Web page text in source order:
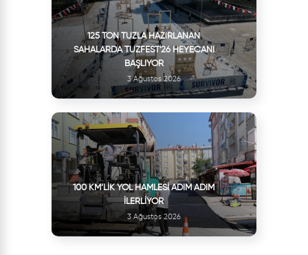
125 TON TUZLA HAZIRLANAN
SAHALARDA TUZFEST'26 HEYECANI
BAŞLIYOR
3 Ağustos 2026
100 KM’LIK YOL HAMLESI ADIM ADIM
İLERLIYOR
3 Ağustos 2026